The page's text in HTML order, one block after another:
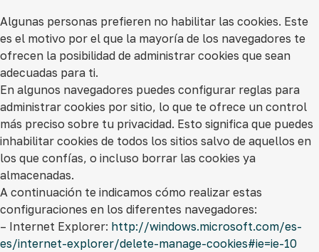
Algunas personas prefieren no habilitar las cookies. Este
es el motivo por el que la mayoría de los navegadores te
ofrecen la posibilidad de administrar cookies que sean
adecuadas para ti.
En algunos navegadores puedes configurar reglas para
administrar cookies por sitio, lo que te ofrece un control
más preciso sobre tu privacidad. Esto significa que puedes
inhabilitar cookies de todos los sitios salvo de aquellos en
los que confías, o incluso borrar las cookies ya
almacenadas.
A continuación te indicamos cómo realizar estas
configuraciones en los diferentes navegadores:
– Internet Explorer: http://windows.microsoft.com/es-
es/internet-explorer/delete-manage-cookies#ie=ie-10